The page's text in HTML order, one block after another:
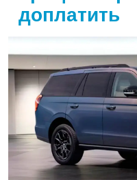
доплатить